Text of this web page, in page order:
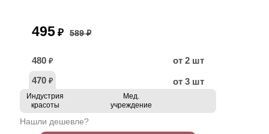
495 ₽ 589 ₽
480 ₽
от 2 шт
470 ₽ от 3 шт
Индустрия
красоты
Мед.
учреждение
Нашли дешевле?